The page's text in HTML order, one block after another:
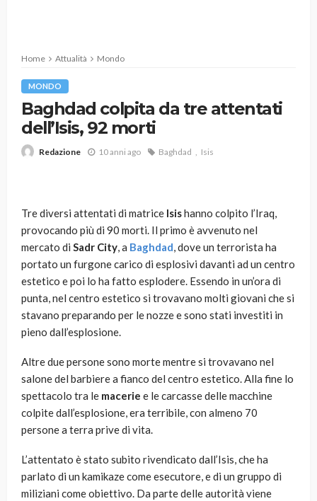
Home Attualità Mondo
MONDO
Baghdad colpita da tre attentati
dell’Isis, 92 morti
Redazione 10 anni ago Baghdad Isis
Tre diversi attentati di matrice Isishanno colpito l’Iraq,
provocando più di 90 morti. Il primo è avvenuto nel
mercato di Sadr City, a Baghdad, dove un terrorista ha
portato un furgone carico di esplosivi davanti ad un centro
estetico e poi lo ha fatto esplodere. Essendo in un’ora di
punta, nel centro estetico si trovavano molti giovani che si
stavano preparando per le nozze e sono stati investiti in
pieno dall’esplosione.
Altre due persone sono morte mentre si trovavano nel
salone del barbiere a fianco del centro estetico. Alla fine lo
spettacolo tra le macerie e le carcasse delle macchine
colpite dall’esplosione, era terribile, con almeno 70
persone a terra prive di vita.
L’attentato è stato subito rivendicato dall’Isis, che ha
parlato di un kamikaze come esecutore, e di un gruppo di
miliziani come obiettivo. Da parte delle autorità viene